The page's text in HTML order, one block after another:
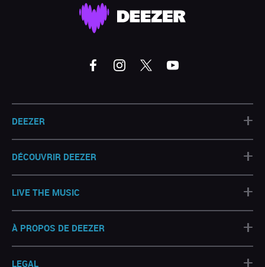
DEEZER +
DÉCOUVRIR DEEZER +
LIVE THE MUSIC +
À PROPOS DE DEEZER +
LEGAL +